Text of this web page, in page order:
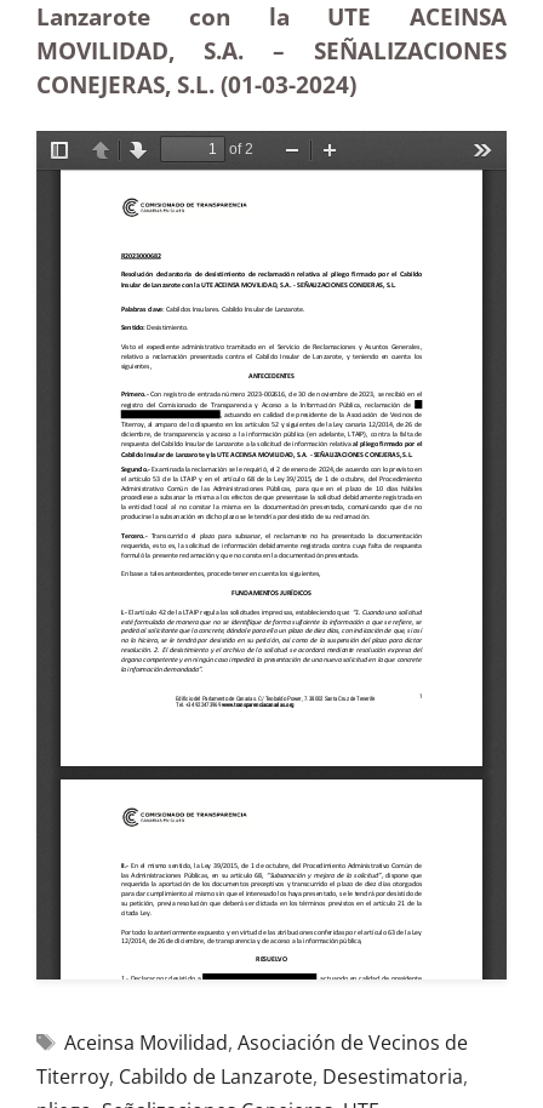
Lanzarote con la UTE ACEINSA
MOVILIDAD, S.A. – SEÑALIZACIONES
CONEJERAS, S.L. (01-03-2024)
Aceinsa Movilidad, Asociación de Vecinos de
Titerroy, Cabildo de Lanzarote, Desestimatoria,